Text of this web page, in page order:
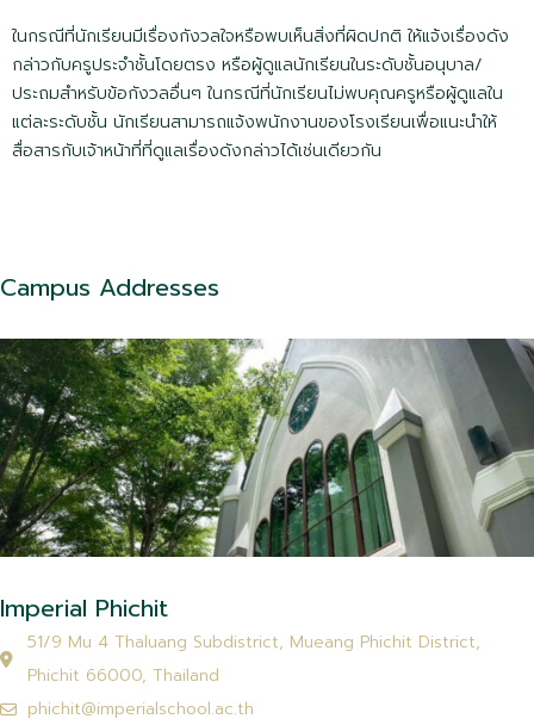
ในกรณีที่นักเรียนมีเรื่องกังวลใจหรือพบเห็นสิ่งที่ผิดปกติ ให้แจ้งเรื่องดัง
กล่าวกับครูประจำชั้นโดยตรง หรือผู้ดูแลนักเรียนในระดับชั้นอนุบาล/
ประถมสำหรับข้อกังวลอื่นๆ ในกรณีที่นักเรียนไม่พบคุณครูหรือผู้ดูแลใน
แต่ละระดับชั้น นักเรียนสามารถแจ้งพนักงานของโรงเรียนเพื่อแนะนำให้
สื่อสารกับเจ้าหน้าที่ที่ดูแลเรื่องดังกล่าวได้เช่นเดียวกัน
Campus Addresses
Imperial Phichit
51/9 Mu 4 Thaluang Subdistrict, Mueang Phichit District,
Phichit 66000, Thailand
phichit@imperialschool.ac.th
โรงเรียนอิมพีเรียลพิจิตร สองภาษา
51/9 หมู่ที่ 4 ตำบลท่าหลวง
อำเภอเมือง จังหวัดพิจิตร 66000